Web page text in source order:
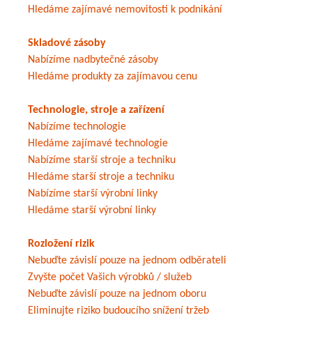
Hledáme zajímavé nemovitosti k podnikání
Skladové zásoby
Nabízíme nadbytečné zásoby
Hledáme produkty za zajímavou cenu
Technologie, stroje a zařízení
Nabízíme technologie
Hledáme zajímavé technologie
Nabízíme starší stroje a techniku
Hledáme starší stroje a techniku
Nabízíme starší výrobní linky
Hledáme starší výrobní linky
Rozložení rizik
Nebuďte závislí pouze na jednom odběrateli
Zvyšte počet Vašich výrobků / služeb
Nebuďte závislí pouze na jednom oboru
Eliminujte riziko budoucího snížení tržeb